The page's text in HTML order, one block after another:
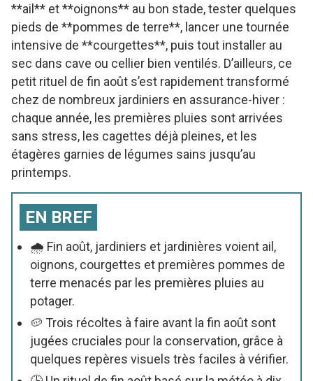
**ail** et **oignons** au bon stade, tester quelques
pieds de **pommes de terre**, lancer une tournée
intensive de **courgettes**, puis tout installer au
sec dans cave ou cellier bien ventilés. D’ailleurs, ce
petit rituel de fin août s’est rapidement transformé
chez de nombreux jardiniers en assurance-hiver :
chaque année, les premières pluies sont arrivées
sans stress, les cagettes déjà pleines, et les
étagères garnies de légumes sains jusqu’au
printemps.
EN BREF
🌧️ Fin août, jardiniers et jardinières voient ail,
oignons, courgettes et premières pommes de
terre menacés par les premières pluies au
potager.
🥔 Trois récoltes à faire avant la fin août sont
jugées cruciales pour la conservation, grâce à
quelques repères visuels très faciles à vérifier.